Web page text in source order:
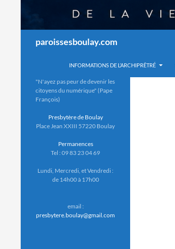
paroissesboulay.com
INFORMATIONS DE L’ARCHIPRÊTRÉ
"N'ayez pas peur de devenir les
citoyens du numérique" (Pape
François)
Presbytère de Boulay
Place Jean XXIII 57220 Boulay
Permanences
Tel : 09 83 23 04 69
Lundi, Mercredi, et Vendredi :
de 14h00 à 17h00
email :
presbytere.boulay@gmail.com